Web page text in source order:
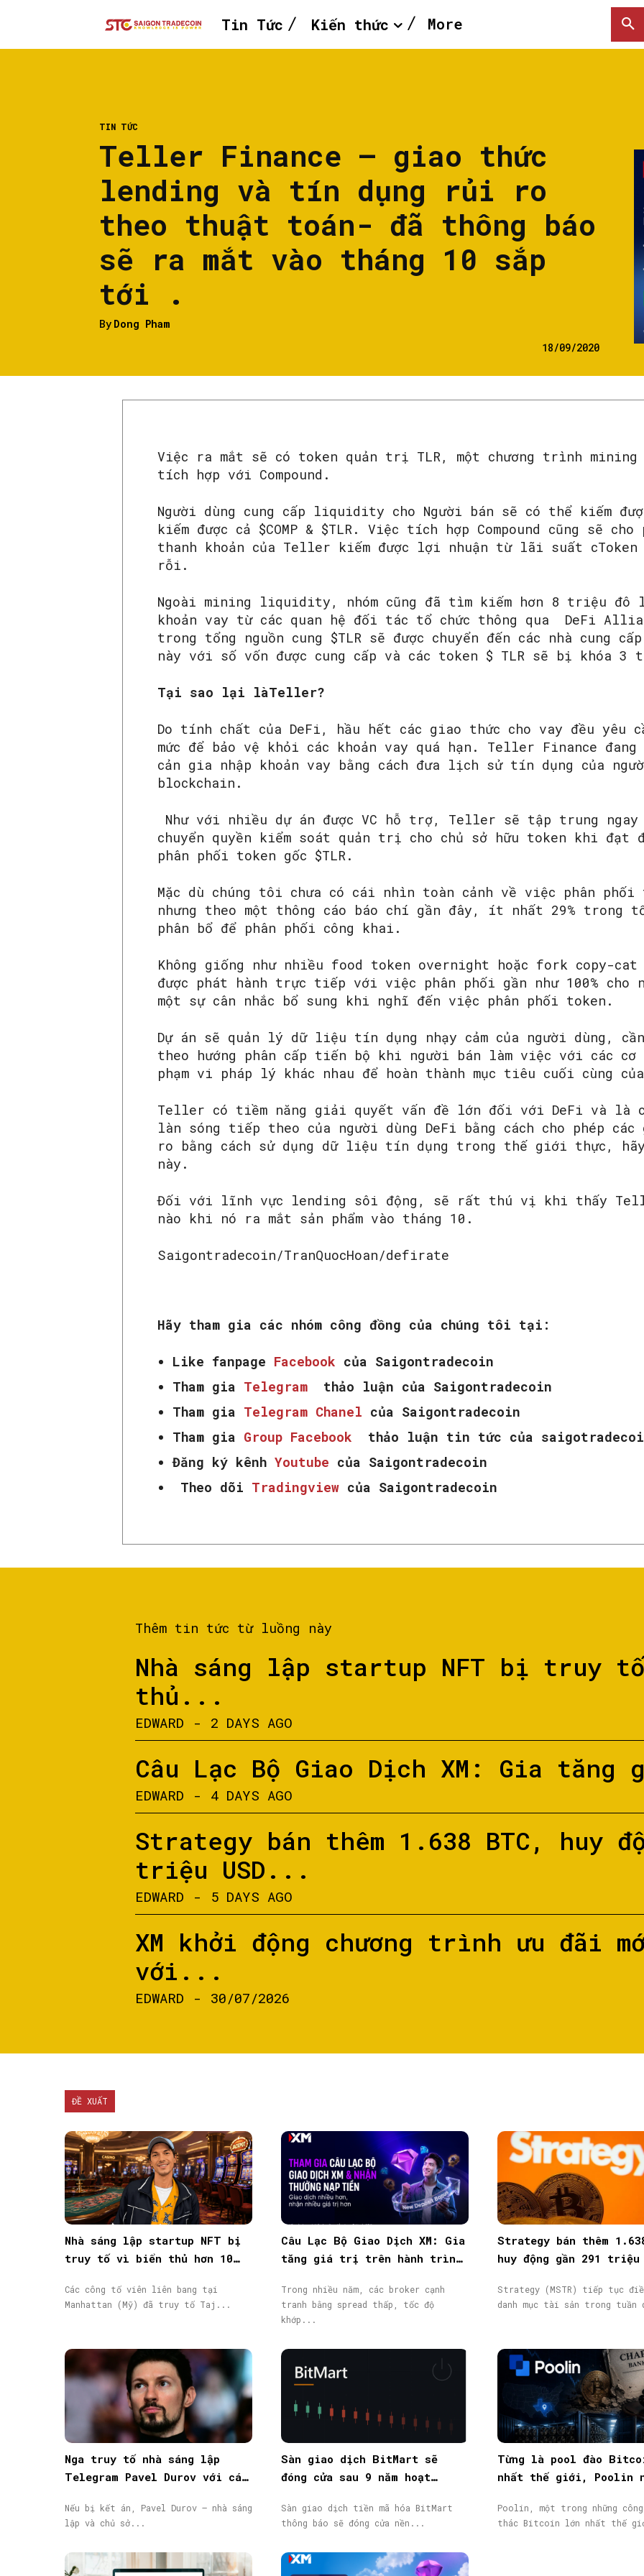
SEARCH...
Tin Tức Kiến thức More
TIN TỨC
Teller Finance – giao thức
lending và tín dụng rủi ro
theo thuật toán- đã thông báo
sẽ ra mắt vào tháng 10 sắp
tới .
By Dong Pham
18/09/2020
Việc ra mắt sẽ có token quản trị TLR, một chương trình
tích hợp với Compound.
Người dùng cung cấp liquidity cho Người bán sẽ có thể kiếm
kiếm được cả $COMP & $TLR. Việc tích hợp Compound cũng sẽ
thanh khoản của Teller kiếm được lợi nhuận từ lãi suất
rỗi.
Ngoài mining liquidity, nhóm cũng đã tìm kiếm hơn 8 triệu
khoản vay từ các quan hệ đối tác tổ chức thông qua DeFi
trong tổng nguồn cung $TLR sẽ được chuyển đến các nhà cung
này với số vốn được cung cấp và các token $ TLR sẽ bị khóa 3
Tại sao lại làTeller?
Do tính chất của DeFi, hầu hết các giao thức cho vay đều yêu
mức để bảo vệ khỏi các khoản vay quá hạn. Teller Finance
cản gia nhập khoản vay bằng cách đưa lịch sử tín dụng của
blockchain.
Như với nhiều dự án được VC hỗ trợ, Teller sẽ tập trung
chuyển quyền kiểm soát quản trị cho chủ sở hữu token khi đạt
phân phối token gốc $TLR.
Mặc dù chúng tôi chưa có cái nhìn toàn cảnh về việc phân
nhưng theo một thông cáo báo chí gần đây, ít nhất 29% trong
phân bổ để phân phối công khai.
Không giống như nhiều food token overnight hoặc fork copy-
được phát hành trực tiếp với việc phân phối gần như 100% cho
một sự cân nhắc bổ sung khi nghĩ đến việc phân phối token.
Dự án sẽ quản lý dữ liệu tín dụng nhạy cảm của người dùng,
theo hướng phân cấp tiến bộ khi người bán làm việc với các cơ
phạm vi pháp lý khác nhau để hoàn thành mục tiêu cuối cùng
Teller có tiềm năng giải quyết vấn đề lớn đối với DeFi và là
làn sóng tiếp theo của người dùng DeFi bằng cách cho phép
ro bằng cách sử dụng dữ liệu tín dụng trong thế giới thực,
này.
Đối với lĩnh vực lending sôi động, sẽ rất thú vị khi thấy
nào khi nó ra mắt sản phẩm vào tháng 10.
Saigontradecoin/TranQuocHoan/defirate
Hãy tham gia các nhóm công đồng của chúng tôi tại:
Like fanpage Facebook của Saigontradecoin
Tham gia Telegram
thảo luận của Saigontradecoin
Tham gia Telegram Chanel của Saigontradecoin
Tham gia Group Facebook
thảo luận tin tức của
Đăng ký kênh Youtube của Saigontradecoin
Theo dõi Tradingview của Saigontradecoin
Thêm tin tức từ luồng này
Nhà sáng lập startup NFT bị truy
thủ...
EDWARD - 2 DAYS AGO
Câu Lạc Bộ Giao Dịch XM: Gia
EDWARD - 4 DAYS AGO
Strategy bán thêm 1.638 BTC, huy
triệu USD...
EDWARD - 5 DAYS AGO
XM khởi động chương trình ưu đãi
với...
EDWARD - 30/07/2026
ĐỀ XUẤT
Nhà sáng lập startup NFT bị
truy tố vì biển thủ hơn 10
Các công tố viên liên bang tại
Manhattan (Mỹ) đã truy tố Taj...
Câu Lạc Bộ Giao Dịch XM: Gia
tăng giá trị trên hành trình
Trong nhiều năm, các broker cạnh
tranh bằng spread thấp, tốc độ
khớp...
Strategy bán thêm
huy động gần 291 triệu
Strategy (MSTR) tiếp tục
danh mục tài sản trong tuần
Nga truy tố nhà sáng lập
Telegram Pavel Durov với cáo
lệnh truy nã quốc tế
Nếu bị kết án, Pavel Durov – nhà sáng
lập và chủ sở...
Sàn giao dịch BitMart sẽ
đóng cửa sau 9 năm hoạt
Sàn giao dịch tiền mã hóa BitMart
thông báo sẽ đóng cửa nền...
Từng là pool đào
nhất thế giới, Poolin
Poolin, một trong những
thác Bitcoin lớn nhất thế